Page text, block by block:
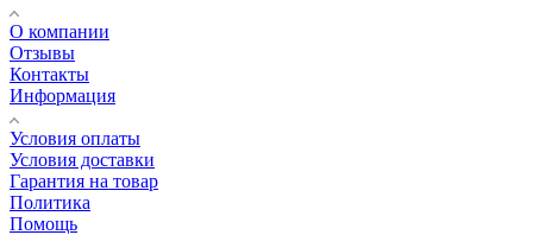
О компании
Отзывы
Контакты
Информация
Условия оплаты
Условия доставки
Гарантия на товар
Политика
Помощь